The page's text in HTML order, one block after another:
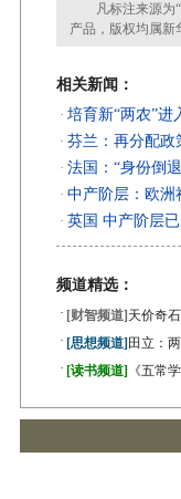
凡标注来源为“
产品，版权均属新
相关新闻：
· 培育新“两农”进
· 芬兰：再分配政
· 法国：“身份倒
· 中产阶层：欧洲
· 英国 中产阶层
频道精选：
· [财智频道] 天价奇
· [思想频道] 田立：
· [读书频道] 《五常